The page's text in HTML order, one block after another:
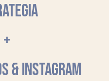
+
& INSTAGRAM